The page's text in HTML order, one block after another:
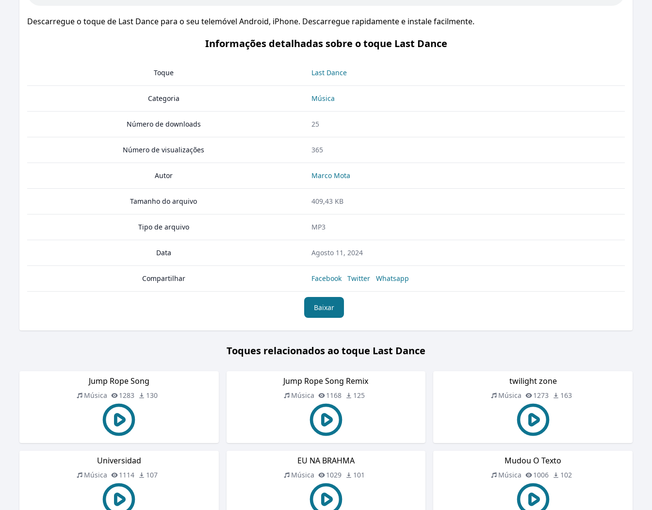
Descarregue o toque de Last Dance para o seu telemóvel Android, iPhone. Descarregue rapidamente e instale facilmente.
Informações detalhadas sobre o toque Last Dance
Toque Last Dance
Categoria Música
Número de downloads 25
Número de visualizações 365
Autor Marco Mota
Tamanho do arquivo 409,43 KB
Tipo de arquivo MP3
Data Agosto 11, 2024
Compartilhar Facebook Twitter Whatsapp
Baixar
Toques relacionados ao toque Last Dance
Jump Rope Song
Música 1283 130
Jump Rope Song Remix
Música 1168 125
twilight zone
Música 1273 163
Universidad
Música 1114 107
EU NA BRAHMA
Música 1029 101
Mudou O Texto
Música 1006 102